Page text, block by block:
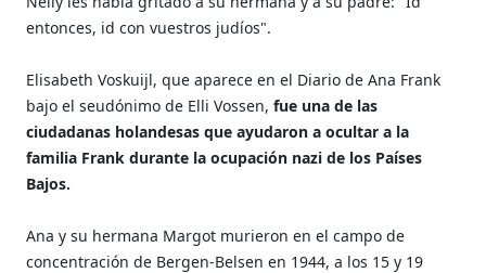
entonces, id con vuestros judíos".
Elisabeth Voskuijl, que aparece en el Diario de Ana Frank
bajo el seudónimo de Elli Vossen,fue una de las
ciudadanas holandesas que ayudaron a ocultar a la
familia Frank durante la ocupación nazi de los Países
Bajos.
Ana y su hermana Margot murieron en el campo de
concentración de Bergen-Belsen en 1944, a los 15 y 19